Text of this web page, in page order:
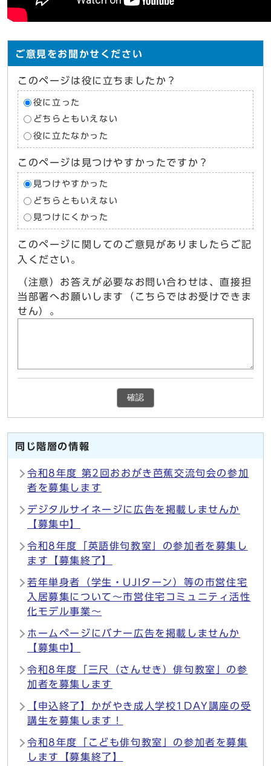
ご意見をお聞かせください
このページは役に立ちましたか？
役に立った
どちらともいえない
役に立たなかった
このページは見つけやすかったですか？
見つけやすかった
どちらともいえない
見つけにくかった
このページに関してのご意見がありましたらご記
入ください。
（注意）お答えが必要なお問い合わせは、直接担
当部署へお願いします（こちらではお受けできま
せん）。
確認
同じ階層の情報
令和8年度 第2回おおがき芭蕉交流句会の参加
者を募集します
デジタルサイネージに広告を掲載しませんか
【募集中】
令和8年度「英語俳句教室」の参加者を募集し
ます【募集終了】
若年単身者（学生・UJIターン）等の市営住宅
入居募集について〜市営住宅コミュニティ活性
化モデル事業〜
ホームページにバナー広告を掲載しませんか
【募集中】
令和8年度「三尺（さんせき）俳句教室」の参
加者を募集します
【申込終了】かがやき成人学校1DAY講座の受
講生を募集します！
令和8年度「こども俳句教室」の参加者を募集
します【募集終了】